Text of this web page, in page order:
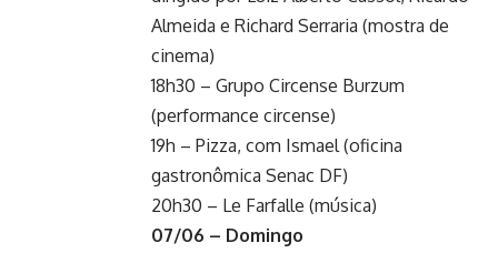
Almeida e Richard Serraria (mostra de
cinema)
18h30 – Grupo Circense Burzum
(performance circense)
19h – Pizza, com Ismael (oficina
gastronômica Senac DF)
20h30 – Le Farfalle (música)
07/06 – Domingo